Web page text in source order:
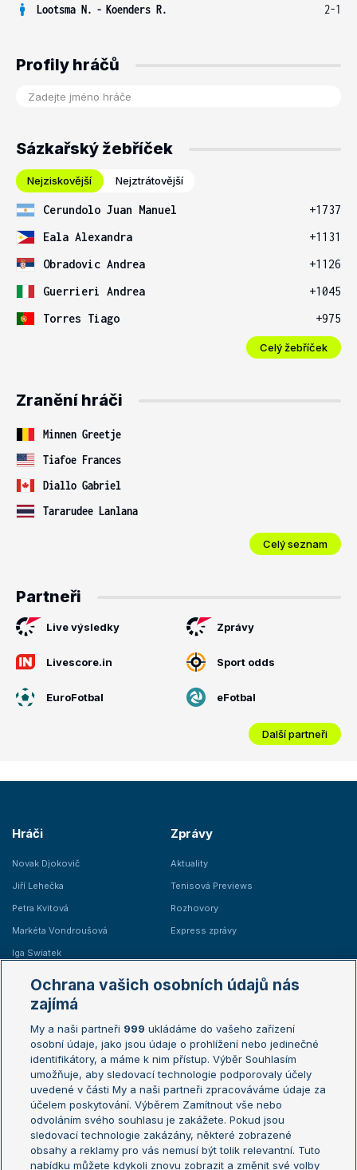
Lootsma N. - Koenders R. 2-1
Profily hráčů
Sázkařský žebříček
Nejziskovější Nejztrátovější
Cerundolo Juan Manuel
+1737
Eala Alexandra
+1131
Obradovic Andrea
+1126
Guerrieri Andrea
+1045
Torres Tiago
+975
Celý žebříček
Zranění hráči
Minnen Greetje
Tiafoe Frances
Diallo Gabriel
Tararudee Lanlana
Celý seznam
Partneři
Live výsledky Zprávy
Livescore.in Sport odds
EuroFotbal eFotbal
Další partneři
Hráči
Novak Djokovič
Jiří Lehečka
Petra Kvitová
Markéta Vondroušová
Iga Swiatek
Zprávy
Aktuality
Tenisová Previews
Rozhovory
Express zprávy
Žebříčky
Žebříček ATP (muži)
Žebříček WTA (ženy)
Sázkařský žebříček
Australian Open
French Open
Wimbledon
US Open
Turnaj mistrů
Turnaj mistryň
Aktualní trendy
Ochrana vašich osobních údajů nás
zajímá
My a naši partneři 999 ukládáme do vašeho zařízení
osobní údaje, jako jsou údaje o prohlížení nebo jedinečné
identifikátory, a máme k nim přístup. Výběr Souhlasím
umožňuje, aby sledovací technologie podporovaly účely
uvedené v části My a naši partneři zpracováváme údaje za
účelem poskytování. Výběrem Zamítnout vše nebo
odvoláním svého souhlasu je zakážete. Pokud jsou
sledovací technologie zakázány, některé zobrazené
obsahy a reklamy pro vás nemusí být tolik relevantní. Tuto
nabídku můžete kdykoli znovu zobrazit a změnit své volby